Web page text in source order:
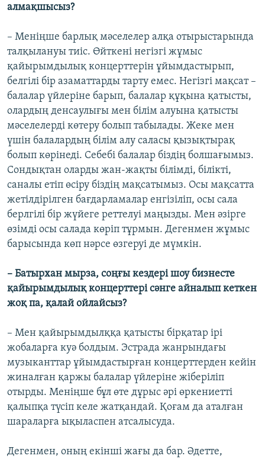
алмақшысыз?
– Меніңше барлық мәселелер алқа отырыстарында
талқылануы тиіс. Өйткені негізгі жұмыс
қайырымдылық концерттерін ұйымдастырып,
белгілі бір азаматтарды тарту емес. Негізгі мақсат –
балалар үйлеріне барып, балалар құқына қатысты,
олардың денсаулығы мен білім алуына қатысты
мәселелерді көтеру болып табылады. Жеке мен
үшін балалардың білім алу саласы қызықтырақ
болып көрінеді. Себебі балалар біздің болшағымыз.
Сондықтан оларды жан-жақты білімді, білікті,
саналы етіп өсіру біздің мақсатымыз. Осы мақсатта
жетілдірілген бағдарламалар енгізіліп, осы сала
берлгілі бір жүйеге реттелуі маңызды. Мен әзірге
өзімді осы салада көріп тұрмын. Дегенмен жұмыс
барысында көп нәрсе өзгеруі де мүмкін.
– Батырхан мырза, соңғы кездері шоу бизнесте
қайырымдылық концерттері сәнге айналып кеткен
жоқ па, қалай ойлайсыз?
– Мен қайырымдылққа қатысты бірқатар ірі
жобаларға куә болдым. Эстрада жанрындағы
музыканттар ұйымдастырған концерттерден кейін
жиналған қаржы балалар үйлеріне жіберіліп
отырды. Меніңше бұл өте дұрыс әрі өркениетті
қалыпқа түсіп келе жатқандай. Қоғам да аталған
шараларға ықыласпен атсалысуда.
Дегенмен, оның екінші жағы да бар. Әдетте,